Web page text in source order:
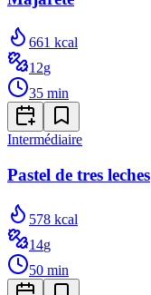
661 kcal
12g
35 min
Intermédiaire
Pastel de tres leches
578 kcal
14g
50 min